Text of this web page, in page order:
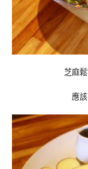
芝麻
應